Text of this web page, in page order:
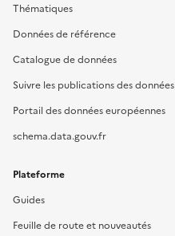
Thématiques
Données de référence
Catalogue de données
Suivre les publications des données
Portail des données européennes
schema.data.gouv.fr
Plateforme
Guides
Feuille de route et nouveautés